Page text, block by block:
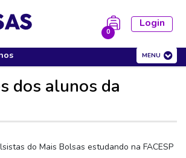
0
Login
MENU
dos alunos da
do Mais Bolsas estudando na FACESP